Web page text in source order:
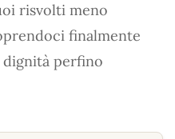
risvolti meno
finalmente
perfino